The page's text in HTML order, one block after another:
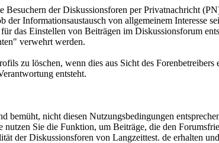
Besuchern der Diskussionsforen per Privatnachricht
Informationsaustausch von allgemeinem Interesse
das Einstellen von Beiträgen im Diskussionsforum
verwehrt werden.
zu löschen, wenn dies aus Sicht des
entsteht.
bemüht, nicht diesen Nutzungsbedingungen
Sie die Funktion, um Beiträge, die den
der Diskussionsforen von Langzeittest. de erhalten